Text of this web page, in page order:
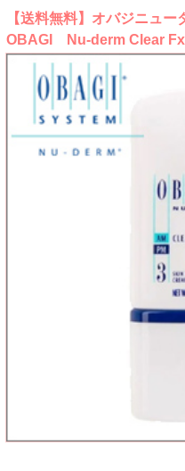
【送料無料】オバジニュー
OBAGI Nu-derm Clear Fx